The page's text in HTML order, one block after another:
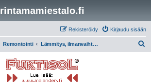
rintamamiestalo.fi
Kirjaudu sisään
Rekisteröidy
Remontointi Lämmitys, ilmanvaihto, putket ja sähkö